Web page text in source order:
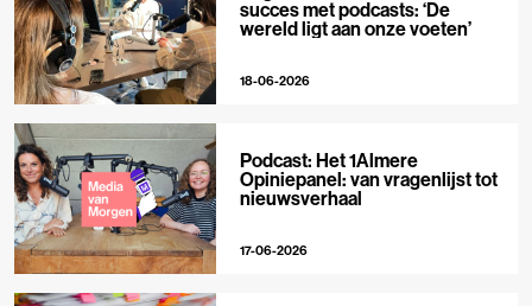
succes met podcasts: ‘De
wereld ligt aan onze voeten’
18-06-2026
Podcast: Het 1Almere
Opiniepanel: van vragenlijst tot
nieuwsverhaal
17-06-2026